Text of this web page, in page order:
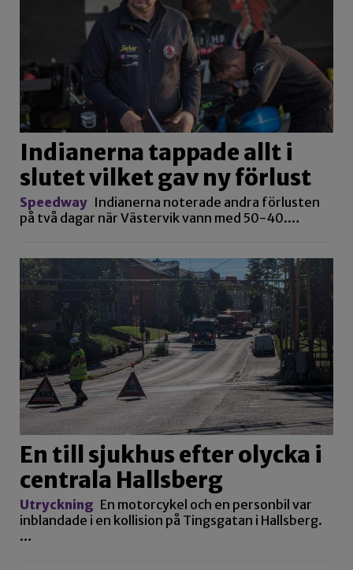
Indianerna tappade allt i
slutet vilket gav ny förlust
Speedway Indianerna noterade andra förlusten
på två dagar när Västervik vann med 50-40.…
En till sjukhus efter olycka i
centrala Hallsberg
Utryckning En motorcykel och en personbil var
inblandade i en kollision på Tingsgatan i Hallsberg.
…